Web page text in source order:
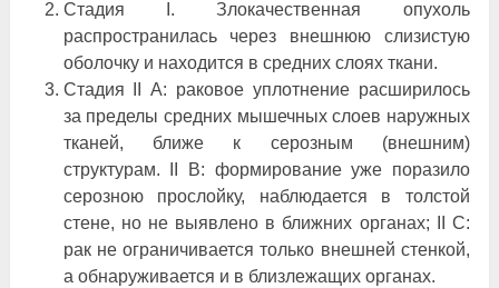
Стадия I. Злокачественная опухоль
распространилась через внешнюю слизистую
оболочку и находится в средних слоях ткани.
Стадия II А: раковое уплотнение расширилось
за пределы средних мышечных слоев наружных
тканей, ближе к серозным (внешним)
структурам. II B: формирование уже поразило
серозною прослойку, наблюдается в толстой
стене, но не выявлено в ближних органах; II C:
рак не ограничивается только внешней стенкой,
а обнаруживается и в близлежащих органах.